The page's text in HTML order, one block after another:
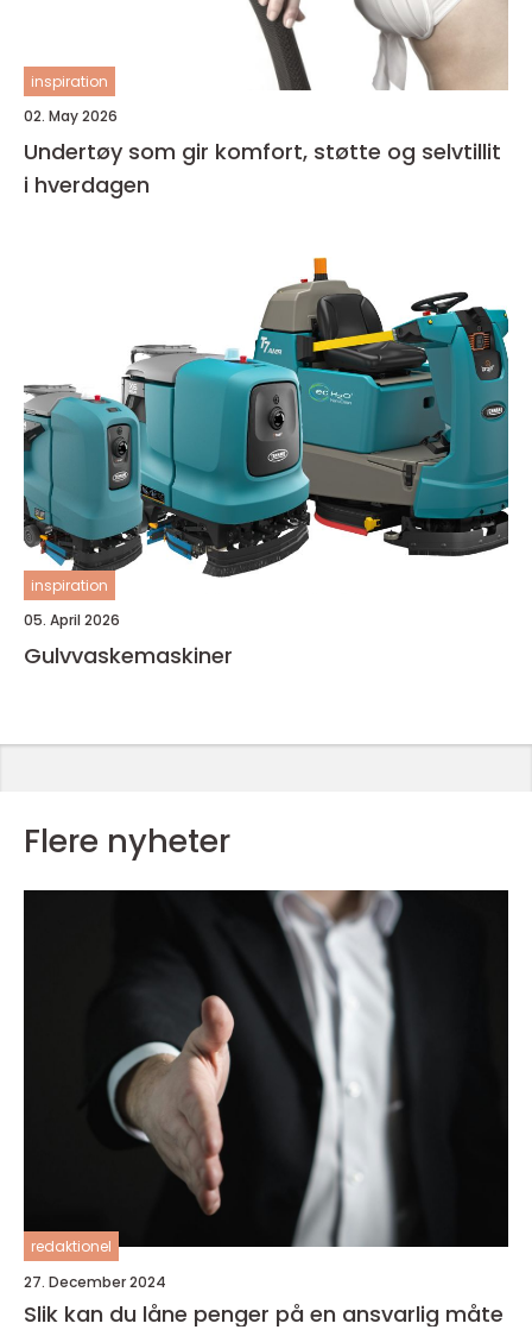
inspiration
02. May 2026
Undertøy som gir komfort, støtte og selvtillit
i hverdagen
inspiration
05. April 2026
Gulvvaskemaskiner
Flere nyheter
redaktionel
27. December 2024
Slik kan du låne penger på en ansvarlig måte